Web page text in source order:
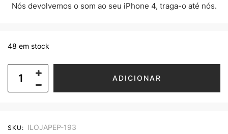
Nós devolvemos o som ao seu iPhone 4, traga-o até nós.
48 em stock
ADICIONAR
SKU: ILOJAPEP-193